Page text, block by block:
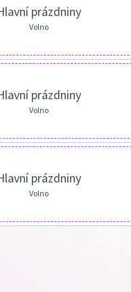
prázdniny
Volno
prázdniny
Volno
prázdniny
Volno